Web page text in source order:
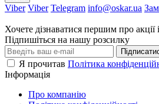
Viber Viber Telegram info@oskar.ua
Хочете дізнаватися першим про акції
Підпишіться на нашу розсилку
Я прочитав Політика
Інформація
Про компанію